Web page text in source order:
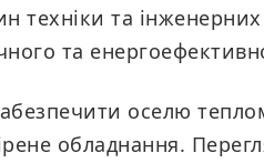
техніки та
та
оселю
обладнання.